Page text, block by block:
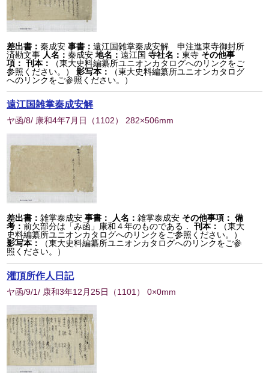
差出書：秦成安 事書：遠江国雑掌秦成安解 申注進東寺御封所
済勘文事 人名：秦成安 地名：遠江国 寺社名：東寺 その他事
項： 刊本：
（東大史料編纂所ユニオンカタログへのリンクをご
参照ください。）
影写本：
（東大史料編纂所ユニオンカタログ
へのリンクをご参照ください。）
遠江国雑掌秦成安解
ヤ函/8/ 康和4年7月日 （1102） 282×506mm
差出書：雑掌泰成安 事書： 人名：雑掌泰成安 その他事項： 備
考：前欠部分は「み函」康和４年のものである． 刊本：
（東大
史料編纂所ユニオンカタログへのリンクをご参照ください。）
影写本：
（東大史料編纂所ユニオンカタログへのリンクをご参
照ください。）
灌頂所作人日記
ヤ函/9/1/ 康和3年12月25日 （1101 ） 0×0mm